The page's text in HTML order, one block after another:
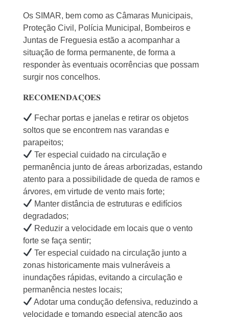
Os SIMAR, bem como as Câmaras Municipais,
Proteção Civil, Polícia Municipal, Bombeiros e
Juntas de Freguesia estão a acompanhar a
situação de forma permanente, de forma a
responder às eventuais ocorrências que possam
surgir nos concelhos.
𝐑𝐄𝐂𝐎𝐌𝐄𝐍𝐃𝐀𝐂̧𝐎̃𝐄𝐒
Fechar portas e janelas e retirar os objetos
soltos que se encontrem nas varandas e
parapeitos;
Ter especial cuidado na circulação e
permanência junto de áreas arborizadas, estando
atento para a possibilidade de queda de ramos e
árvores, em virtude de vento mais forte;
Manter distância de estruturas e edifícios
degradados;
Reduzir a velocidade em locais que o vento
forte se faça sentir;
Ter especial cuidado na circulação junto a
zonas historicamente mais vulneráveis a
inundações rápidas, evitando a circulação e
permanência nestes locais;
Adotar uma condução defensiva, reduzindo a
velocidade e tomando especial atenção aos